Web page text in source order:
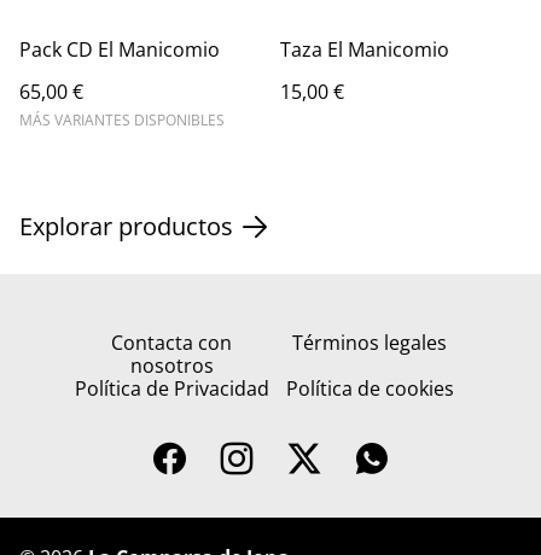
Pack CD El Manicomio
65,00 €
MÁS VARIANTES DISPONIBLES
Taza El Manicomio
15,00 €
Explorar productos
Contacta con
nosotros
Términos legales
Política de Privacidad
Política de cookies